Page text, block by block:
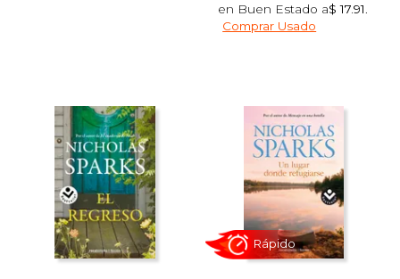
en Buen Estado a$ 17.91
Comprar Usado